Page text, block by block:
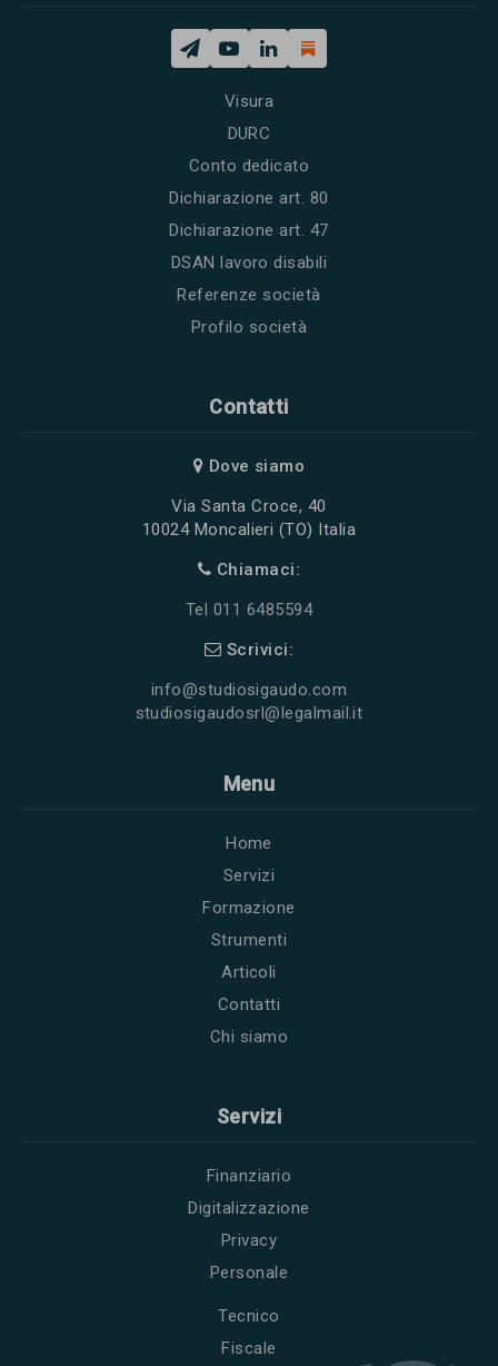
Visura
DURC
Conto dedicato
Dichiarazione art. 80
Dichiarazione art. 47
DSAN lavoro disabili
Referenze società
Profilo società
Contatti
Dove siamo
Via Santa Croce, 40
10024 Moncalieri (TO) Italia
Chiamaci:
Tel 011 6485594
Scrivici:
info@studiosigaudo.com
studiosigaudosrl@legalmail.it
Menu
Home
Servizi
Formazione
Strumenti
Articoli
Contatti
Chi siamo
Servizi
Finanziario
Digitalizzazione
Privacy
Personale
Tecnico
Fiscale